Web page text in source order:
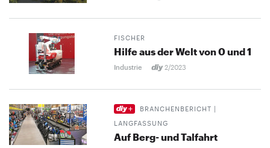
FISCHER
Hilfe aus der Welt von 0 und 1
Industrie 2/2023
BRANCHENBERICHT |
LANGFASSUNG
Auf Berg- und Talfahrt